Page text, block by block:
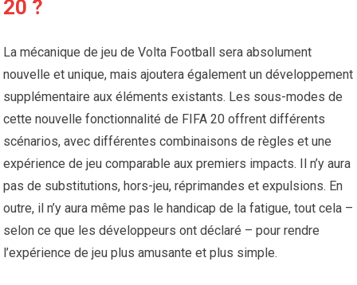
20 ?
La mécanique de jeu de Volta Football sera absolument
nouvelle et unique, mais ajoutera également un développement
supplémentaire aux éléments existants. Les sous-modes de
cette nouvelle fonctionnalité de FIFA 20 offrent différents
scénarios, avec différentes combinaisons de règles et une
expérience de jeu comparable aux premiers impacts. Il n’y aura
pas de substitutions, hors-jeu, réprimandes et expulsions. En
outre, il n’y aura même pas le handicap de la fatigue, tout cela –
selon ce que les développeurs ont déclaré – pour rendre
l’expérience de jeu plus amusante et plus simple.